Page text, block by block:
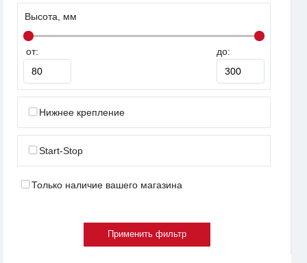
Высота, мм
от: до:
Нижнее крепление
Start-Stop
Только наличие вашего магазина